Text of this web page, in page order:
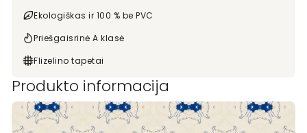
Ekologiškas ir 100 % be PVC
Priešgaisrinė A klasė
Flizelino tapetai
Produkto informacija